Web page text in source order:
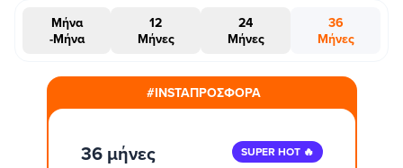
Μήνα
-Μήνα
12
Μήνες
24
Μήνες
36
Μήνες
#INSTAΠΡΟΣΦΟΡΑ
36 μήνες SUPER HOT 🔥